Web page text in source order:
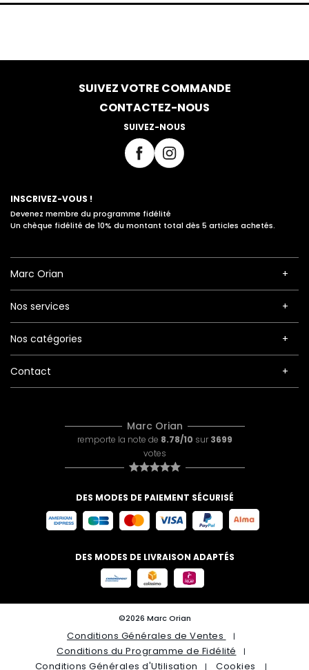
SUIVEZ VOTRE COMMANDE
CONTACTEZ-NOUS
SUIVEZ-NOUS
INSCRIVEZ-VOUS !
Devenez membre du programme fidélité
Un chèque fidélité de 10% du montant total dès 5 articles achetés.
Marc Orian
Nos services
Nos catégories
Contact
Marc Orian
remporte la note de 8.78/10 sur 3699
votes
DES MODES DE PAIEMENT SÉCURISÉ
DES MODES DE LIVRAISON ADAPTÉS
©2026 Marc Orian
Conditions Générales de Ventes
Conditions du Programme de Fidélité
Conditions Générales d'Utilisation
Cookies